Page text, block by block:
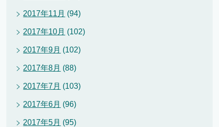
2017年11月 (94)
2017年10月 (102)
2017年9月 (102)
2017年8月 (88)
2017年7月 (103)
2017年6月 (96)
2017年5月 (95)